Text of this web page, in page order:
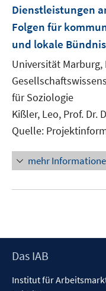
Dienstleistungen
Folgen für
und lokale
Universität Marburg,
für Soziologie
Kißler, Leo, Prof. Dr.
Quelle:
mehr
Footer
Das IAB
Institut für